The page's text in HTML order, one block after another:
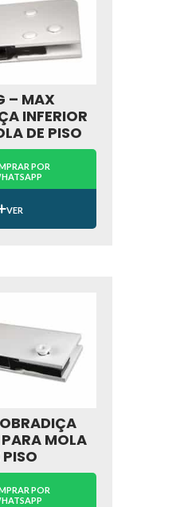
– MAX
INFERIOR
DE PISO
POR
VER
MOLA
PISO
POR